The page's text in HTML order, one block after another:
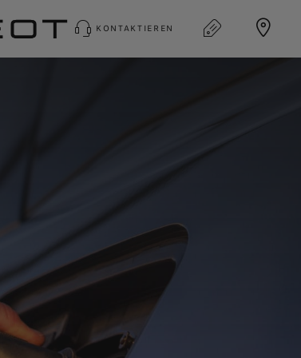
KONTAKTIEREN